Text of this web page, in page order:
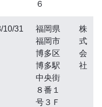
６
10/31
福岡県
福岡市
博多区
博多駅
中央街
８番１
号３Ｆ
株
式
会
社